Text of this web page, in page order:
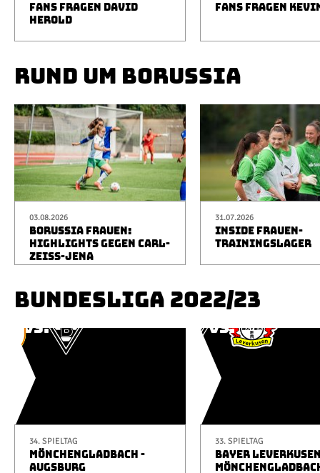
FANS FRAGEN DAVID
HEROLD
FANS FRAGEN
RUND UM BORUSSIA
03.08.2026
BORUSSIA FRAUEN:
HIGHLIGHTS GEGEN CARL-
ZEISS-JENA
31.07.2026
INSIDE FRAUEN-
TRAININGSLAGER
BUNDESLIGA 2022/23
34. SPIELTAG
MÖNCHENGLADBACH -
AUGSBURG
33. SPIELTAG
BAYER